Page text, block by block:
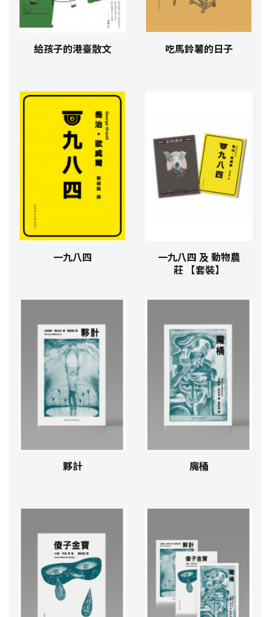
給孩子的港臺散文 吃馬鈴薯的日子
一九八四
一九八四 及 動物農
莊 【套裝】
夥計 魔桶